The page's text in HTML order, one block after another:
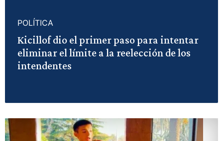
POLÍTICA
Kicillof dio el primer paso para intentar
eliminar el límite a la reelección de los
intendentes